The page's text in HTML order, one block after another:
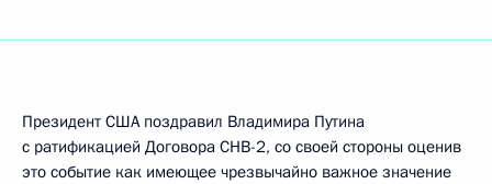
Президент США поздравил Владимира Путина
с ратификацией Договора СНВ-2, со своей стороны оценив
это событие как имеющее чрезвычайно важное значение